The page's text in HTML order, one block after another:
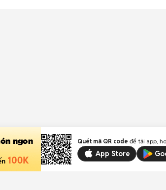
Quét mã QR code để tải app,
App Store